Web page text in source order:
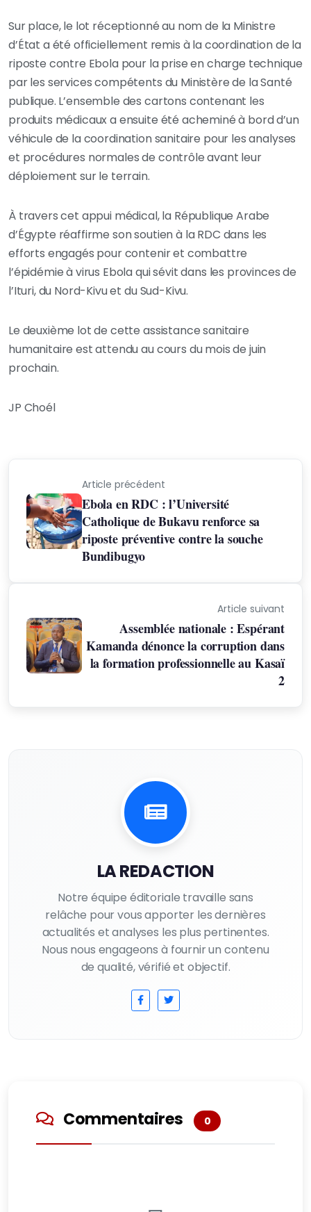
Sur place, le lot réceptionné au nom de la Ministre
d’État a été officiellement remis à la coordination de la
riposte contre Ebola pour la prise en charge technique
par les services compétents du Ministère de la Santé
publique. L’ensemble des cartons contenant les
produits médicaux a ensuite été acheminé à bord d’un
véhicule de la coordination sanitaire pour les analyses
et procédures normales de contrôle avant leur
déploiement sur le terrain.
À travers cet appui médical, la République Arabe
d’Égypte réaffirme son soutien à la RDC dans les
efforts engagés pour contenir et combattre
l’épidémie à virus Ebola qui sévit dans les provinces de
l’Ituri, du Nord-Kivu et du Sud-Kivu.
Le deuxième lot de cette assistance sanitaire
humanitaire est attendu au cours du mois de juin
prochain.
JP Choél
Article précédent
Ebola en RDC : l’Université
Catholique de Bukavu renforce sa
riposte préventive contre la souche
Bundibugyo
Article suivant
Assemblée nationale : Espérant
Kamanda dénonce la corruption dans
la formation professionnelle au Kasaï
2
LA REDACTION
Notre équipe éditoriale travaille sans
relâche pour vous apporter les dernières
actualités et analyses les plus pertinentes.
Nous nous engageons à fournir un contenu
de qualité, vérifié et objectif.
Commentaires 0